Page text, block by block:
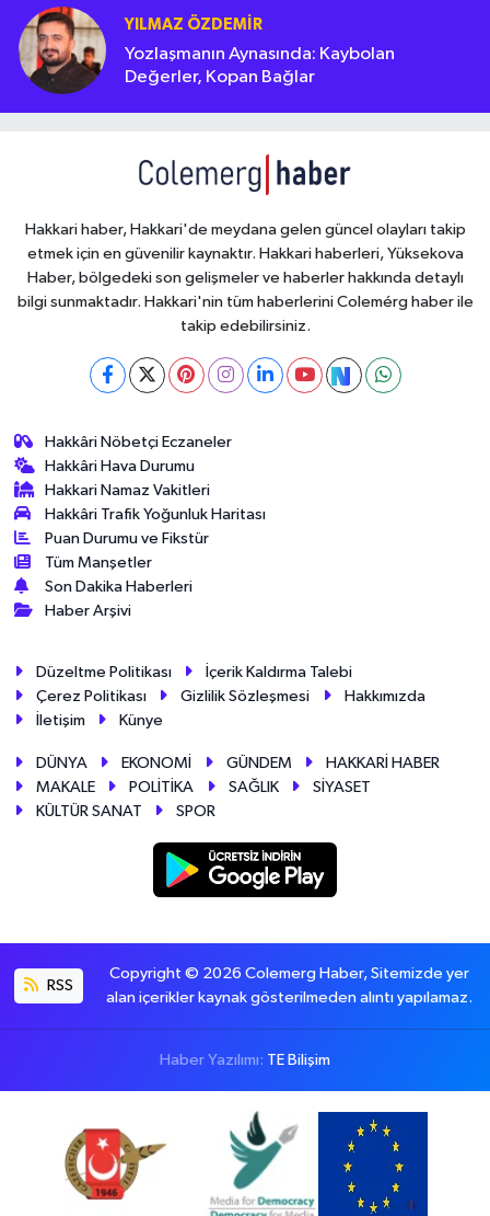
YILMAZ ÖZDEMIR
Yozlaşmanın Aynasında: Kaybolan
Değerler, Kopan Bağlar
Hakkari haber, Hakkari'de meydana gelen güncel olayları takip
etmek için en güvenilir kaynaktır. Hakkari haberleri, Yüksekova
Haber, bölgedeki son gelişmeler ve haberler hakkında detaylı
bilgi sunmaktadır. Hakkari'nin tüm haberlerini Colemérg haber ile
takip edebilirsiniz.
Hakkâri Nöbetçi Eczaneler
Hakkâri Hava Durumu
Hakkari Namaz Vakitleri
Hakkâri Trafik Yoğunluk Haritası
Puan Durumu ve Fikstür
Tüm Manşetler
Son Dakika Haberleri
Haber Arşivi
Düzeltme Politikası
İçerik Kaldırma Talebi
Çerez Politikası
Gizlilik Sözleşmesi
Hakkımızda
İletişim
Künye
DÜNYA EKONOMİ GÜNDEM
HAKKARİ HABER
MAKALE
POLİTİKA SAĞLIK
SİYASET
KÜLTÜR SANAT
SPOR
RSS
Copyright © 2026 Colemerg Haber, Sitemizde yer
alan içerikler kaynak gösterilmeden alıntı yapılamaz.
Haber Yazılımı: TE Bilişim